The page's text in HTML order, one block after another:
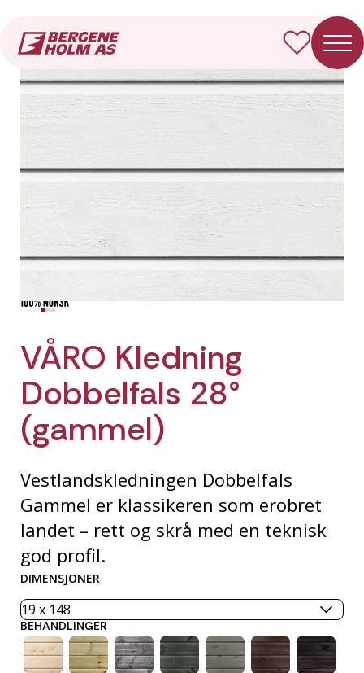
VÅRO Kledning Dobbelfals 28° (gammel)
VÅRO Kledning
Dobbelfals 28°
(gammel)
Vestlandskledningen Dobbelfals
Gammel er klassikeren som erobret
landet – rett og skrå med en teknisk
god profil.
DIMENSJONER
BEHANDLINGER